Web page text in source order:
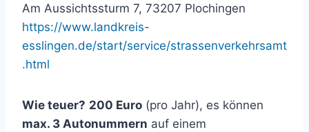
Am Aussichtssturm 7, 73207 Plochingen
https://www.landkreis-
esslingen.de/start/service/strassenverkehrsamt
.html
Wie teuer? 200 Euro (pro Jahr), es können
max. 3 Autonummern auf einem